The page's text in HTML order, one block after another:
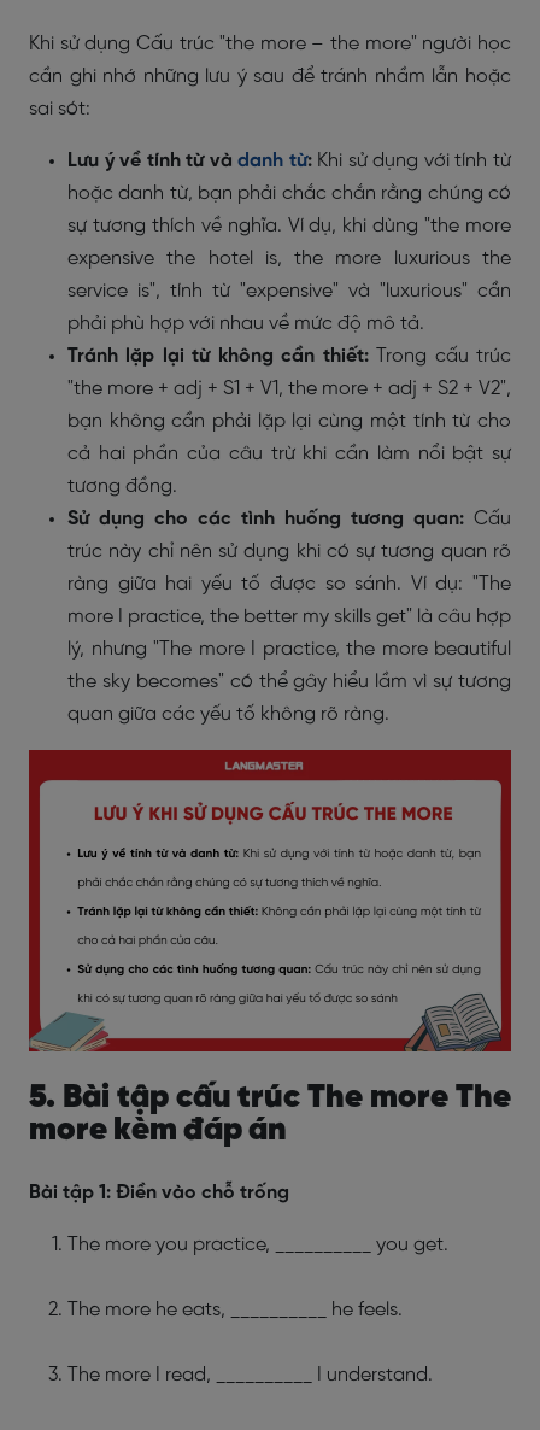
Khi sử dụng Cấu trúc "the more – the more" người học
cần ghi nhớ những lưu ý sau để tránh nhầm lẫn hoặc
sai sót:
Lưu ý về tính từ vàdanh từ:Khi sử dụng với tính từ
hoặc danh từ, bạn phải chắc chắn rằng chúng có
sự tương thích về nghĩa. Ví dụ, khi dùng "the more
expensive the hotel is, the more luxurious the
service is", tính từ "expensive" và "luxurious" cần
phải phù hợp với nhau về mức độ mô tả.
Tránh lặp lại từ không cần thiết:Trong cấu trúc
"the more + adj + S1 + V1, the more + adj + S2 + V2",
bạn không cần phải lặp lại cùng một tính từ cho
cả hai phần của câu trừ khi cần làm nổi bật sự
tương đồng.
Sử dụng cho các tình huống tương quan: Cấu
trúc này chỉ nên sử dụng khi có sự tương quan rõ
ràng giữa hai yếu tố được so sánh. Ví dụ: "The
more I practice, the better my skills get" là câu hợp
lý, nhưng "The more I practice, the more beautiful
the sky becomes" có thể gây hiểu lầm vì sự tương
quan giữa các yếu tố không rõ ràng.
5. Bài tập cấu trúc The more The
more kèm đáp án
Bài tập 1: Điền vào chỗ trống
The more you practice, __________ you get.
The more he eats, __________ he feels.
The more I read, __________ I understand.